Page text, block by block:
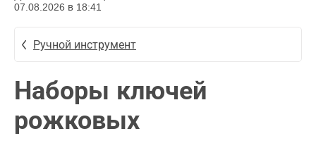
07.08.2026 в 18:41
Ручной инструмент
Наборы ключей
рожковых